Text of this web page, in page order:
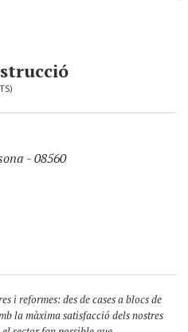
- 08560
i reformes: des de cases a blocs de
la màxima satisfacció dels nostres